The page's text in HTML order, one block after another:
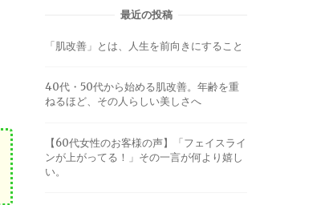
最近の投稿
「肌改善」とは、人生を前向きにすること
40代・50代から始める肌改善。年齢を重
ねるほど、その人らしい美しさへ
【60代女性のお客様の声】「フェイスライ
ンが上がってる！」その一言が何より嬉し
い。